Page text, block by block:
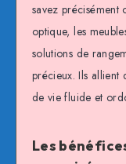
savez précisément
optique, les
solutions de
précieux. Ils
de vie fluide et
Les